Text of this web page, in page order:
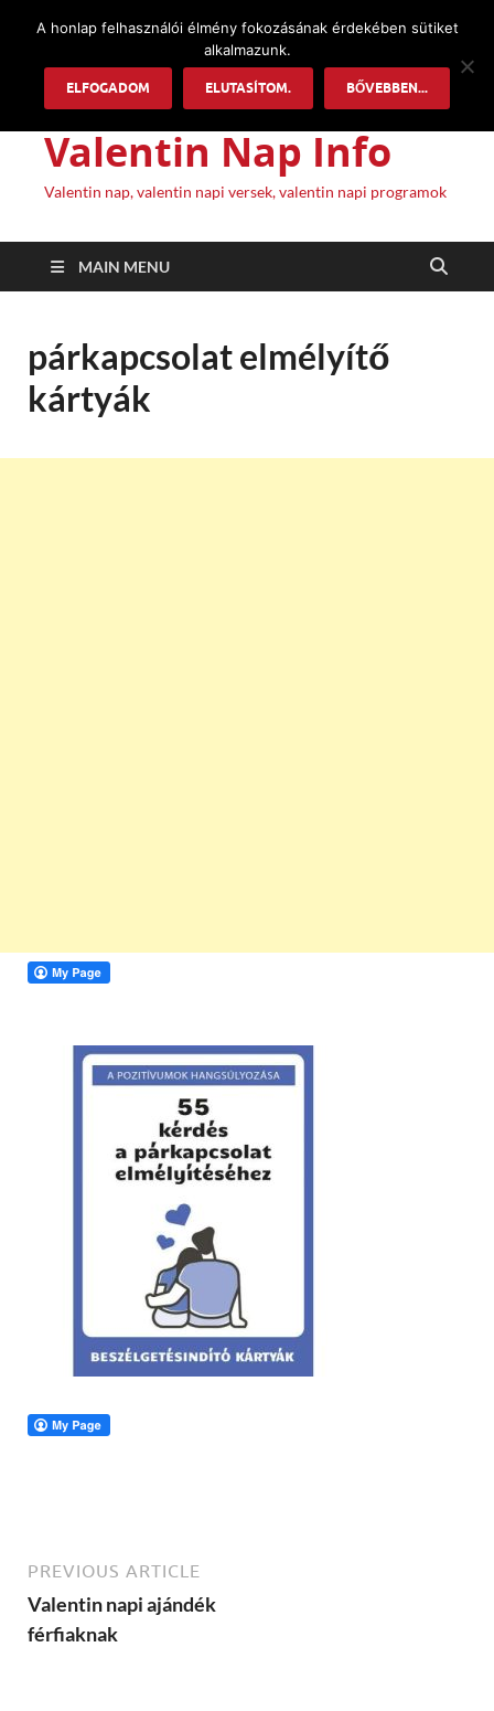
Valentin Nap Info
Valentin nap, valentin napi versek, valentin napi programok
MAIN MENU
párkapcsolat elmélyítő
kártyák
PREVIOUS ARTICLE
Valentin napi ajándék
férfiaknak
A honlap felhasználói élmény fokozásának érdekében sütiket
alkalmazunk.
ELFOGADOM ELUTASÍTOM. BŐVEBBEN...